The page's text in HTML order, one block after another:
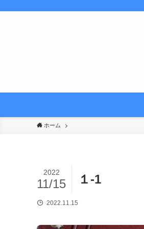
ホーム
１-1
2022
11/15
2022.11.15